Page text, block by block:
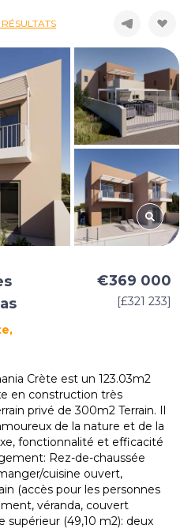
€369 000
[£321 233]
Crète est un 123.03m2
en construction très
privé de 300m2 Terrain. Il
de la nature et de la
fonctionnalité et efficacité
Rez-de-chaussée
cuisine ouvert,
(accès pour les personnes
véranda, couvert
supérieur (49,10 m2): deux